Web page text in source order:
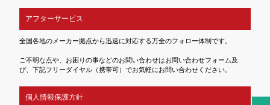
アフターサービス
全国各地のメーカー拠点から迅速に対応する万全のフォロー体制です。
ご不明な点や、お困りの事などのお問い合わせはお問い合わせフォーム及
び、下記フリーダイヤル（携帯可）でお気軽にお問い合わせください。
個人情報保護方針